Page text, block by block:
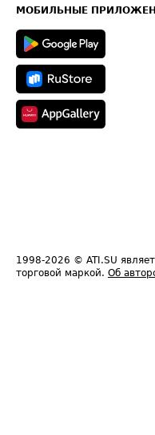
Техническая информация
МОБИЛЬНЫЕ
1998-2026 © ATI.SU
торговой маркой. Об